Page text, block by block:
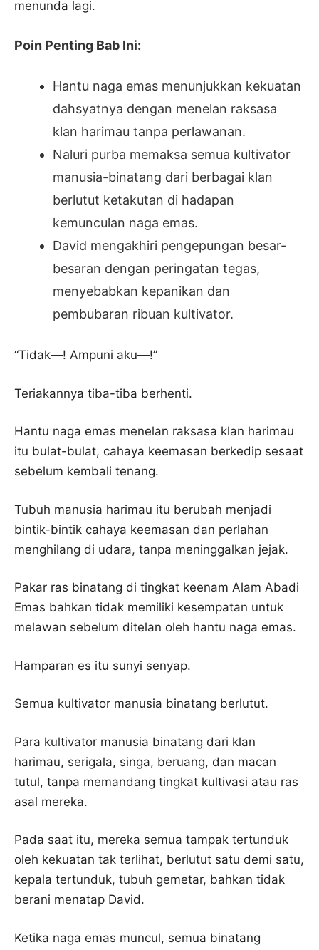
menunda lagi.
Poin Penting Bab Ini:
Hantu naga emas menunjukkan kekuatan
dahsyatnya dengan menelan raksasa
klan harimau tanpa perlawanan.
Naluri purba memaksa semua kultivator
manusia-binatang dari berbagai klan
berlutut ketakutan di hadapan
kemunculan naga emas.
David mengakhiri pengepungan besar-
besaran dengan peringatan tegas,
menyebabkan kepanikan dan
pembubaran ribuan kultivator.
“Tidak—! Ampuni aku—!”
Teriakannya tiba-tiba berhenti.
Hantu naga emas menelan raksasa klan harimau
itu bulat-bulat, cahaya keemasan berkedip sesaat
sebelum kembali tenang.
Tubuh manusia harimau itu berubah menjadi
bintik-bintik cahaya keemasan dan perlahan
menghilang di udara, tanpa meninggalkan jejak.
Pakar ras binatang di tingkat keenam Alam Abadi
Emas bahkan tidak memiliki kesempatan untuk
melawan sebelum ditelan oleh hantu naga emas.
Hamparan es itu sunyi senyap.
Semua kultivator manusia binatang berlutut.
Para kultivator manusia binatang dari klan
harimau, serigala, singa, beruang, dan macan
tutul, tanpa memandang tingkat kultivasi atau ras
asal mereka.
Pada saat itu, mereka semua tampak tertunduk
oleh kekuatan tak terlihat, berlutut satu demi satu,
kepala tertunduk, tubuh gemetar, bahkan tidak
berani menatap David.
Ketika naga emas muncul, semua binatang